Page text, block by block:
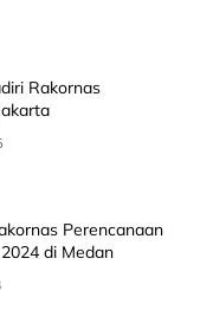
Rakornas
Perencanaan
di Medan